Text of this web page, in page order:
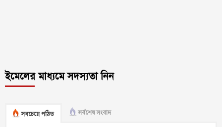
ইমেলের মাধ্যমে সদস্যতা নিন
সবচেয়ে পঠিত সর্বশেষ সংবাদ